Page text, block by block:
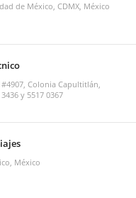
de México, CDMX, México
Colonia Capultitlán,
y 5517 0367
México